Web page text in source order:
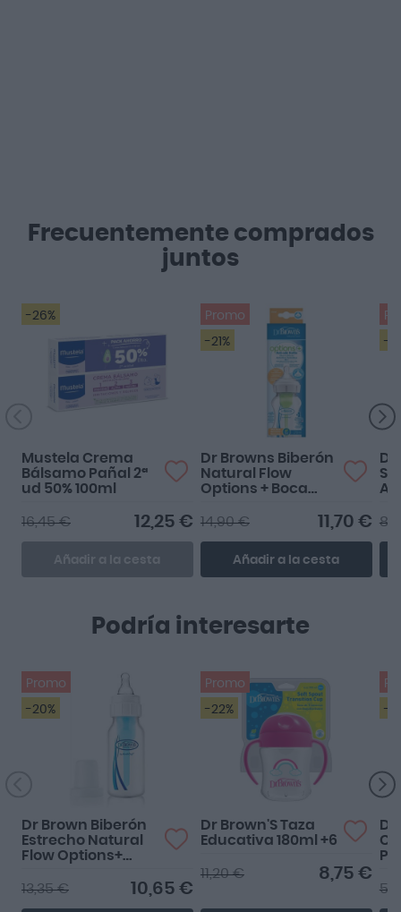
Frecuentemente comprados
juntos
-26%
Mustela Crema
Bálsamo Pañal 2ª
ud 50% 100ml
12,25 €
16,45 €
Añadir a la cesta
Promo
-21%
Dr Browns Biberón
Natural Flow
Options + Boca
2 270ml
11,70 €
14,90 €
Añadir a la cesta
-
Dr
Podría interesarte
Promo
-20%
Dr Brown Biberón
Estrecho Natural
Flow Options+
10,65 €
13,35 €
Promo
-22%
Dr Brown'S Taza
Educativa 180ml +6
8,75 €
11,20 €
-
Dr